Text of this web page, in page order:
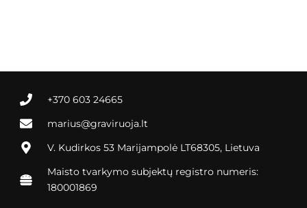
+370 603 24665
marius@graviruoja.lt
V. Kudirkos 53 Marijampolė LT68305, Lietuva
Maisto tvarkymo subjektų registro numeris:
180001869